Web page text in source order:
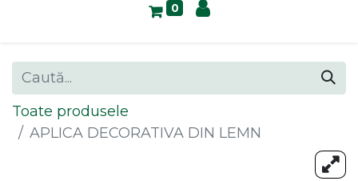
0
Toate produsele
APLICA DECORATIVA DIN LEMN